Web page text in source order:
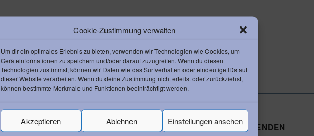
Cookie-Zustimmung verwalten
Um dir ein optimales Erlebnis zu bieten, verwenden wir Technologien wie Cookies, um
Geräteinformationen zu speichern und/oder darauf zuzugreifen. Wenn du diesen
Technologien zustimmst, können wir Daten wie das Surfverhalten oder eindeutige IDs auf
dieser Website verarbeiten. Wenn du deine Zustimmung nicht erteilst oder zurückziehst,
können bestimmte Merkmale und Funktionen beeinträchtigt werden.
Akzeptieren Ablehnen Einstellungen ansehen
RECHTLICHES SPENDEN